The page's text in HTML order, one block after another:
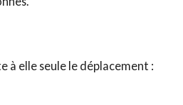
à elle seule le déplacement :